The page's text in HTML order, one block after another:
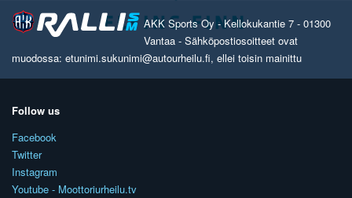
AKK Sports Oy - Kellokukantie 7 - 01300
Vantaa - Sähköpostiosoitteet ovat
muodossa: etunimi.sukunimi@autourheilu.fi, ellei toisin mainittu
Follow us
Facebook
Twitter
Instagram
Youtube - Moottoriurheilu.tv